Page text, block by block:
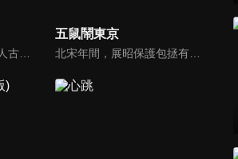
慘遭陷害被流放的讀書人古平原以死謀生，在夾縫中借勢謀局，從行商開始進入商界，以票號站穩腳跟，以茶葉興業，靠鹽業立足，並以糧食惠及萬民。古平原與晉商、徽商、京商、鹽商、漕幫、洋商等各方勢力周旋對抗，最終創建了一個嶄新的商業帝國。
五鼠鬧東京
北宋年間，展昭保護包拯有功被宋仁宗封為「御貓」，太師龐吉嫉妒包拯，派人到險空島挑撥五鼠，五鼠決定到東京去和展昭比一比武藝，途中，他們遇到了太師的兒子龐昱，他在陳州奸淫擄掠、無惡不作，五鼠出於公義殺了龐昱，而太師得知之後，決心為兒子報仇，因此再設計陷害五鼠和包拯。